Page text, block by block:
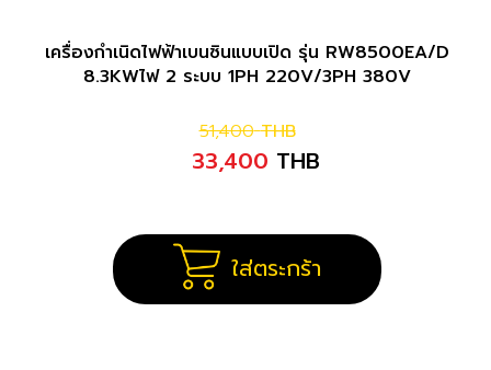
เครื่องกำเนิดไฟฟ้าเบนซินแบบเปิด รุ่น RW8500EA/D
8.3KWไฟ 2 ระบบ 1PH 220V/3PH 380V
51,400 THB
33,400 THB
ใส่ตระกร้า